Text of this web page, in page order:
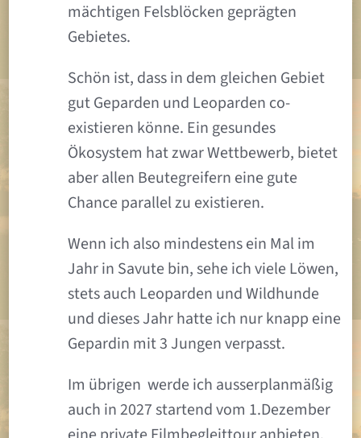
mächtigen Felsblöcken geprägten
Gebietes.
Schön ist, dass in dem gleichen Gebiet
gut Geparden und Leoparden co-
existieren könne. Ein gesundes
Ökosystem hat zwar Wettbewerb, bietet
aber allen Beutegreifern eine gute
Chance parallel zu existieren.
Wenn ich also mindestens ein Mal im
Jahr in Savute bin, sehe ich viele Löwen,
stets auch Leoparden und Wildhunde
und dieses Jahr hatte ich nur knapp eine
Gepardin mit 3 Jungen verpasst.
Im übrigen werde ich ausserplanmäßig
auch in 2027 startend vom 1.Dezember